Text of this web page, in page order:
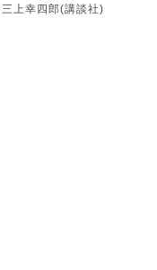
三上幸四郎(講談社)